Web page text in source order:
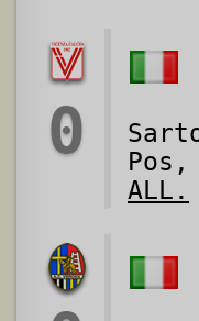
0
ALL.